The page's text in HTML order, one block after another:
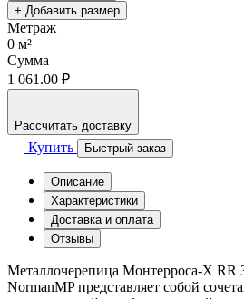
+ Добавить размер
Метраж
0 м²
Сумма
1 061.00 ₽
Рассчитать доставку
Купить Быстрый заказ
Описание
Характеристики
Доставка и оплата
Отзывы
Металлочерепица Монтерроса-X RR
NormanMP представляет собой